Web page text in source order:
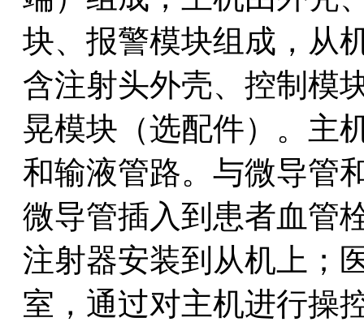
块、报警模块组成，从
含注射头外壳、控制模
晃模块（选配件）。主
和输液管路。与微导管
微导管插入到患者血管
注射器安装到从机上；
室，通过对主机进行操